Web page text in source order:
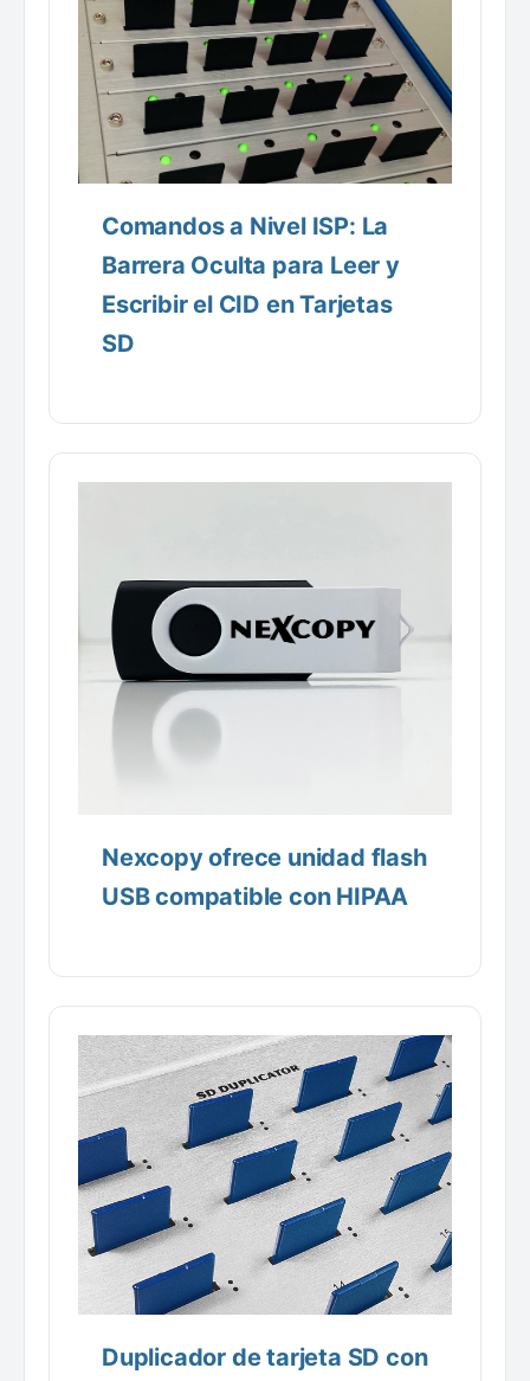
Comandos a Nivel ISP: La
Barrera Oculta para Leer y
Escribir el CID en Tarjetas
SD
Nexcopy ofrece unidad flash
USB compatible con HIPAA
Duplicador de tarjeta SD con